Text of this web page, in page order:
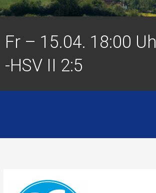
Fr – 15.04. 18:00
-HSV II 2:5